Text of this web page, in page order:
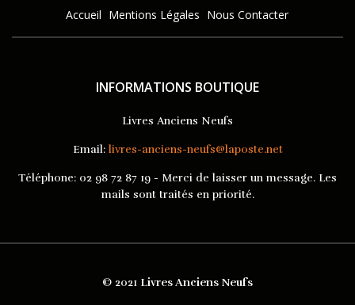
Accueil Mentions Légales Nous Contacter
INFORMATIONS BOUTIQUE
Livres Anciens Neufs
Email: livres-anciens-neufs@laposte.net
Téléphone: 02 98 72 87 19 - Merci de laisser un message. Les
mails sont traités en priorité.
© 2021 Livres Anciens Neufs